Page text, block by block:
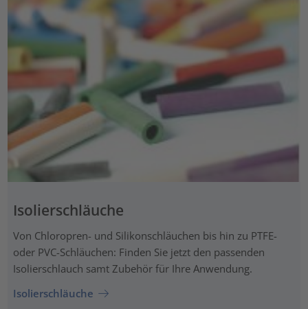
Isolierschläuche
Von Chloropren- und Silikonschläuchen bis hin zu PTFE-
oder PVC-Schläuchen: Finden Sie jetzt den passenden
Isolierschlauch samt Zubehör für Ihre Anwendung.
Isolierschläuche